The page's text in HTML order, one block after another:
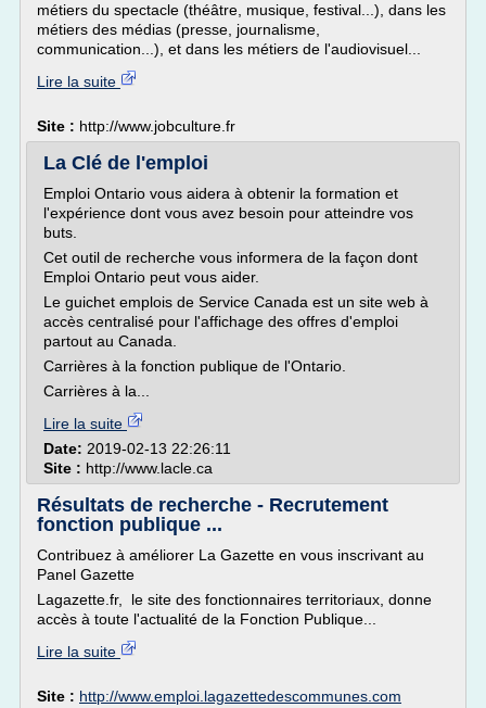
métiers du spectacle (théâtre, musique, festival...), dans les
métiers des médias (presse, journalisme,
communication...), et dans les métiers de l'audiovisuel...
Lire la suite
Site : http://www.jobculture.fr
La Clé de l'emploi
Emploi Ontario vous aidera à obtenir la formation et
l'expérience dont vous avez besoin pour atteindre vos
buts.
Cet outil de recherche vous informera de la façon dont
Emploi Ontario peut vous aider.
Le guichet emplois de Service Canada est un site web à
accès centralisé pour l'affichage des offres d'emploi
partout au Canada.
Carrières à la fonction publique de l'Ontario.
Carrières à la...
Lire la suite
Date: 2019-02-13 22:26:11
Site : http://www.lacle.ca
Résultats de recherche - Recrutement
fonction publique ...
Contribuez à améliorer La Gazette en vous inscrivant au
Panel Gazette
Lagazette.fr, le site des fonctionnaires territoriaux, donne
accès à toute l'actualité de la Fonction Publique...
Lire la suite
Site : http://www.emploi.lagazettedescommunes.com